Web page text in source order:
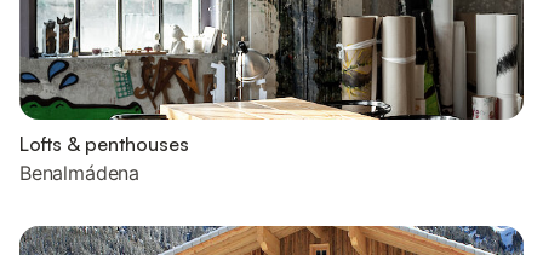
Lofts & penthouses
Benalmádena